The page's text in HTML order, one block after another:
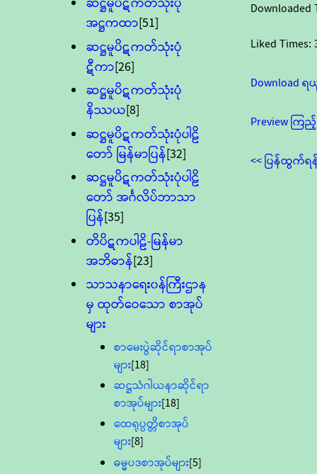
အဋ္ဌကထာ[51]
ဆဋ္ဌမူပိဋကတ်သုံးပုံ
ဋီကာ[26]
ဆဋ္ဌမူပိဋကတ်သုံးပုံ
နိဿယ[8]
ဆဋ္ဌမူပိဋကတ်သုံးပုံပါဠိ
တော် မြန်မာပြန်[32]
ဆဋ္ဌမူပိဋကတ်သုံးပုံပါဠိ
တော် အင်္ဂလိပ်ဘာသာ
ပြန်[35]
တိပိဋကပါဠိ-မြန်မာ
အဘိဓာန်[23]
သာသနာရေး၀န်ကြီးဌာန
မှ ထုတ်ဝေသော စာအုပ်
များ
စာမေးပွဲဆိုင်ရာစာအုပ်
များ[18]
ဆဋ္ဌသံဂါယနာဆိုင်ရာ
စာအုပ်များ[18]
ထေရုပ္ပတ္တိစာအုပ်
များ[8]
ဓမ္မပဒစာအုပ်များ[5]
Downloaded
Liked Times:
Download
Preview ကြ
<< ပြန်ထွက်ရ